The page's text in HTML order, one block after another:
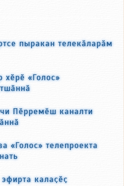
пыракан телекӑларӑм
«Голос»
Пӗрремӗш каналти
«Голос» телепроекта
калаҫӗҫ